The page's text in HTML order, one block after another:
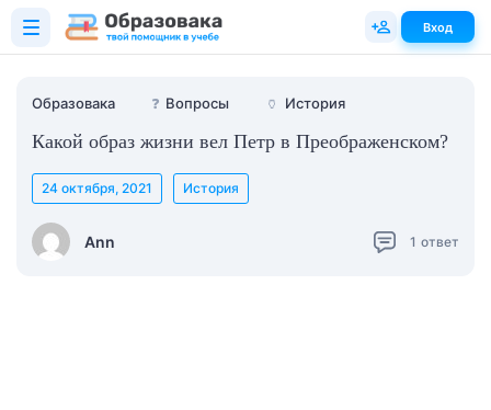
Образовака ❓ Вопросы 🏺 История
Какой образ жизни вел Петр в Преображенском?
Ann
24 октября, 2021 История
1 ответ
Вход